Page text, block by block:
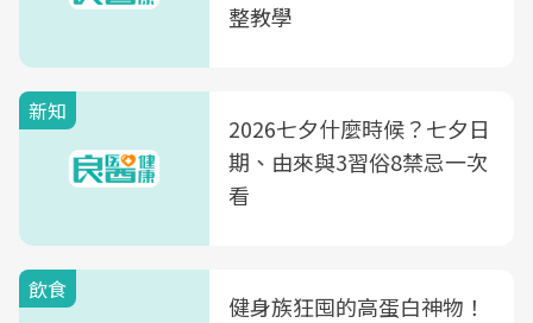
整教學
新知
2026七夕什麼時候？七夕日
期、由來與3習俗8禁忌一次
看
飲食
健身族狂囤的高蛋白神物！